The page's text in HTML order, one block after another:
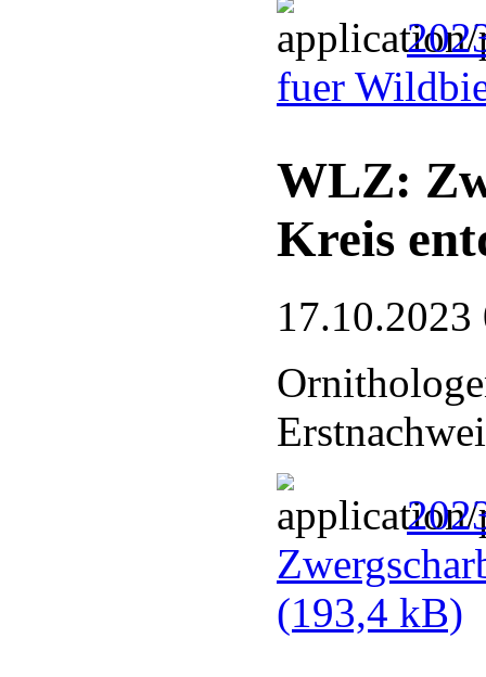
fuer
WLZ:
Kreis
17.10.2023
(193,4 kB)